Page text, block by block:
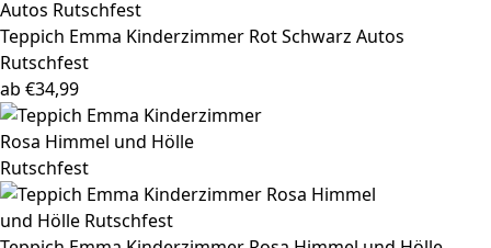
Teppich Emma Kinderzimmer Rot Schwarz Autos
Rutschfest
ab €34,99